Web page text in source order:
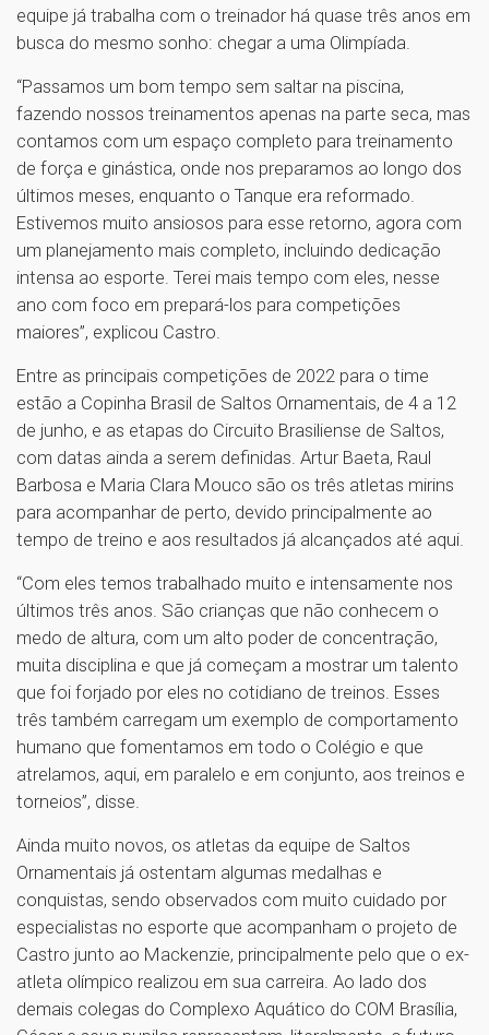
equipe já trabalha com o treinador há quase três anos em
busca do mesmo sonho: chegar a uma Olimpíada.
“Passamos um bom tempo sem saltar na piscina,
fazendo nossos treinamentos apenas na parte seca, mas
contamos com um espaço completo para treinamento
de força e ginástica, onde nos preparamos ao longo dos
últimos meses, enquanto o Tanque era reformado.
Estivemos muito ansiosos para esse retorno, agora com
um planejamento mais completo, incluindo dedicação
intensa ao esporte. Terei mais tempo com eles, nesse
ano com foco em prepará-los para competições
maiores”, explicou Castro.
Entre as principais competições de 2022 para o time
estão a Copinha Brasil de Saltos Ornamentais, de 4 a 12
de junho, e as etapas do Circuito Brasiliense de Saltos,
com datas ainda a serem definidas. Artur Baeta, Raul
Barbosa e Maria Clara Mouco são os três atletas mirins
para acompanhar de perto, devido principalmente ao
tempo de treino e aos resultados já alcançados até aqui.
“Com eles temos trabalhado muito e intensamente nos
últimos três anos. São crianças que não conhecem o
medo de altura, com um alto poder de concentração,
muita disciplina e que já começam a mostrar um talento
que foi forjado por eles no cotidiano de treinos. Esses
três também carregam um exemplo de comportamento
humano que fomentamos em todo o Colégio e que
atrelamos, aqui, em paralelo e em conjunto, aos treinos e
torneios”, disse.
Ainda muito novos, os atletas da equipe de Saltos
Ornamentais já ostentam algumas medalhas e
conquistas, sendo observados com muito cuidado por
especialistas no esporte que acompanham o projeto de
Castro junto ao Mackenzie, principalmente pelo que o ex-
atleta olímpico realizou em sua carreira. Ao lado dos
demais colegas do Complexo Aquático do COM Brasília,